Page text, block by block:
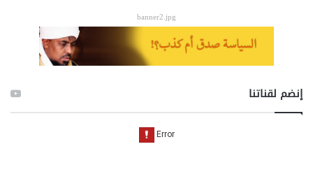
banner2.jpg
إنضم لقناتنا